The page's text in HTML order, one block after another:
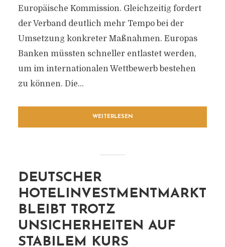
Europäische Kommission. Gleichzeitig fordert
der Verband deutlich mehr Tempo bei der
Umsetzung konkreter Maßnahmen. Europas
Banken müssten schneller entlastet werden,
um im internationalen Wettbewerb bestehen
zu können. Die...
WEITERLESEN
DEUTSCHER
HOTELINVESTMENTMARKT
BLEIBT TROTZ
UNSICHERHEITEN AUF
STABILEM KURS